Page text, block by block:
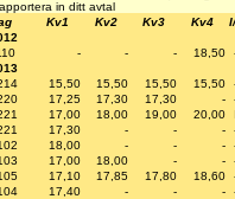
in ditt avtal
Kv1 Kv2 Kv3 Kv4
- - - 18,50
15,50 15,50 15,50 15,50
17,25 17,30 17,30 -
17,00 18,00 19,00 20,00
17,30 - - -
18,00 - - -
17,00 18,00 - -
17,10 17,85 17,80 18,60
17,40 - - -